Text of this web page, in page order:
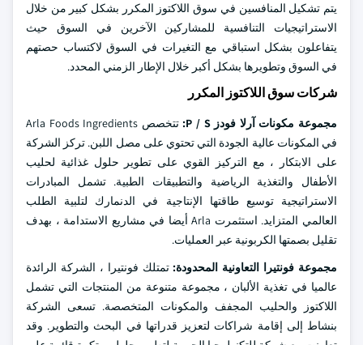
يتم تشكيل المنافسين في سوق اللاكتوز المكرر بشكل كبير من خلال
الاستراتيجيات التنافسية للمشاركين الآخرين في السوق حيث
يتفاعلون بشكل استباقي مع التغيرات في السوق لاكتساب حصتهم
في السوق وتطويرها بشكل أكبر خلال الإطار الزمني المحدد.
شركات سوق اللاكتوز المكرر
مجموعة مكونات آرلا فودز P / S:
تتخصص Arla Foods Ingredients
في المكونات عالية الجودة التي تحتوي على مصل اللبن. تركز الشركة
على الابتكار ، مع التركيز القوي على تطوير حلول غذائية لحليب
الأطفال والتغذية الرياضية والتطبيقات الطبية. تشمل المبادرات
الاستراتيجية توسيع طاقتها الإنتاجية في الدنمارك لتلبية الطلب
العالمي المتزايد. استثمرت Arla أيضا في مشاريع الاستدامة ، بهدف
تقليل بصمتها الكربونية عبر العمليات.
مجموعة فونتيرا التعاونية المحدودة: تمتلك فونتيرا ، الشركة الرائدة
عالميا في تغذية الألبان ، مجموعة متنوعة من المنتجات التي تشمل
اللاكتوز والحليب المجفف والمكونات المتخصصة. تسعى الشركة
بنشاط إلى إقامة شراكات لتعزيز قدراتها في البحث والتطوير. وقد